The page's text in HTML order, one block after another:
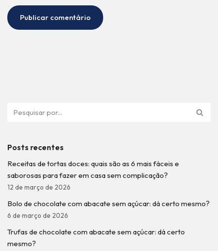
Posts recentes
Receitas de tortas doces: quais são as 6 mais fáceis e
saborosas para fazer em casa sem complicação?
12 de março de 2026
Bolo de chocolate com abacate sem açúcar: dá certo mesmo?
6 de março de 2026
Trufas de chocolate com abacate sem açúcar: dá certo
mesmo?